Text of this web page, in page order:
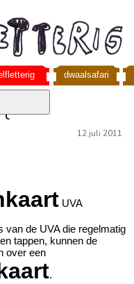
dwaalsafari
12 juli 2011
UVA
van de UVA die regelmatig
tappen, kunnen de
over een
.